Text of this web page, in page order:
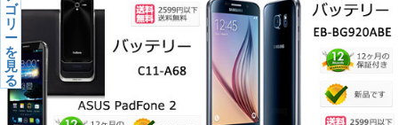
ゴ
リ
ー
を
見
る